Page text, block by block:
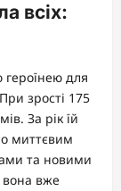
всіх:
героїнею для
зрості 175
За рік їй
миттєвим
та новими
вона вже